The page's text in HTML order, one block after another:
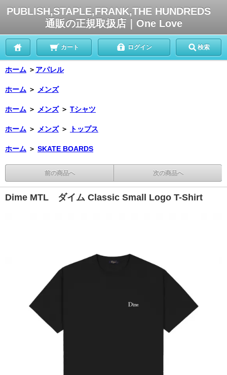
PUBLISH,STAPLE,FRANK,THE HUNDREDS
通販の正規取扱店｜One Love
カート ログイン 検索
ホーム ＞ アパレル
ホーム ＞ メンズ
ホーム ＞ メンズ ＞ Tシャツ
ホーム ＞ メンズ ＞ トップス
ホーム ＞ SKATE BOARDS
前の商品へ 次の商品へ
Dime MTL ダイム Classic Small Logo T-Shirt